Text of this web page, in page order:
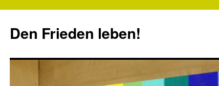
springen
Den Frieden leben!